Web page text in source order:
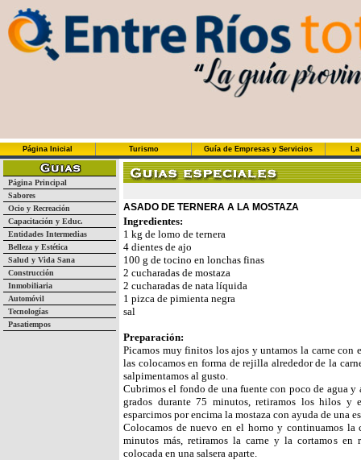
Página Inicial Turismo Guía de Empresas y Servicios
Página Principal
Sabores
Ocio y Recreación
Capacitación y Educ.
Entidades Intermedias
Belleza y Estética
Salud y Vida Sana
Construcción
Inmobiliaria
Automóvil
Tecnologías
Pasatiempos
ASADO DE TERNERA A LA MOSTAZA
Ingredientes:
1 kg de lomo de ternera
4 dientes de ajo
100 g de tocino en lonchas finas
2 cucharadas de mostaza
2 cucharadas de nata líquida
1 pizca de pimienta negra
sal
Preparación:
Picamos muy finitos los ajos y untamos la carne con
las colocamos en forma de rejilla alrededor de la
salpimentamos al gusto.
Cubrimos el fondo de una fuente con poco de agua y
grados durante 75 minutos, retiramos los hilos y
esparcimos por encima la mostaza con ayuda de una
Colocamos de nuevo en el horno y continuamos la
minutos más, retiramos la carne y la cortamos en
colocada en una salsera aparte.